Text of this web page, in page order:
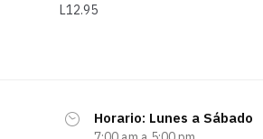
L12.95
Horario: Lunes a Sábado